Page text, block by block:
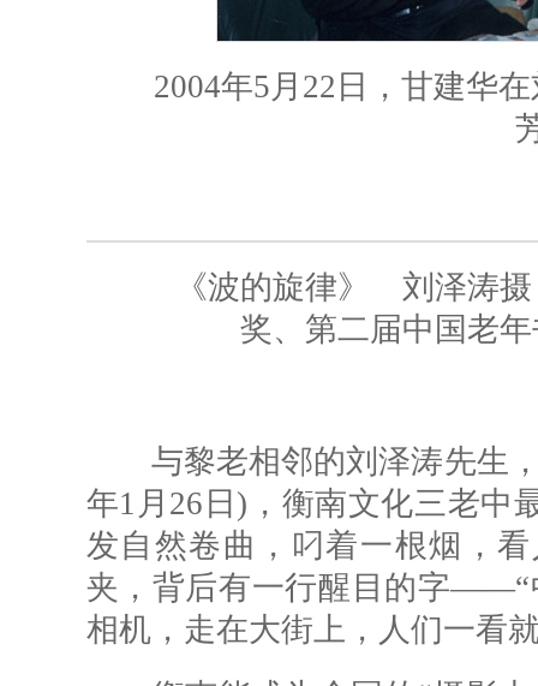
2004年5月22日，甘建华在
《波的旋律》 刘泽涛摄
奖、第二届中国老
与黎老相邻的刘泽涛先生，
年1月26日)，衡南文化三老中
发自然卷曲，叼着一根烟，
夹，背后有一行醒目的字――“
相机，走在大街上，人们一看